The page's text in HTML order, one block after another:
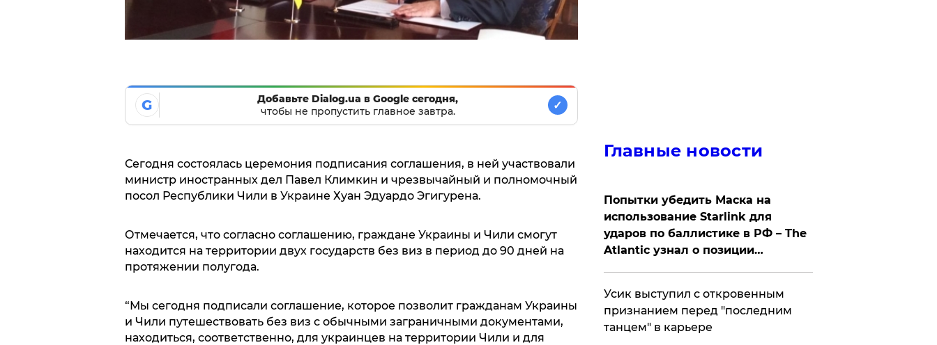
G
Добавьте Dialog.ua в Google сегодня,
чтобы не пропустить главное завтра.
✓
Сегодня состоялась церемония подписания соглашения, в ней участвовали
министр иностранных дел Павел Климкин и чрезвычайный и полномочный
посол Республики Чили в Украине Хуан Эдуардо Эгигурена.
Отмечается, что согласно соглашению, граждане Украины и Чили смогут
находится на территории двух государств без виз в период до 90 дней на
протяжении полугода.
“Мы сегодня подписали соглашение, которое позволит гражданам Украины
и Чили путешествовать без виз с обычными заграничными документами,
находиться, соответственно, для украинцев на территории Чили и для
Главные новости
Попытки убедить Маска на
использование Starlink для
ударов по баллистике в РФ – The
Atlantic узнал о позиции
Усик выступил с откровенным
признанием перед "последним
танцем" в карьере